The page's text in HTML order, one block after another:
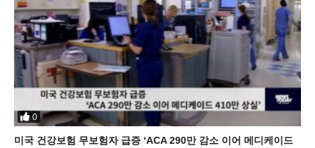
0
미국 건강보험 무보험자 급증 ‘ACA 290만 감소 이어 메디케이드